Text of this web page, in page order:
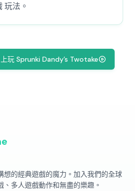
玩法。
玩 Sprunki Dandy’s Twotake
想的經典遊戲的魔力。加入我們的全球
多人遊戲動作和無盡的樂趣。